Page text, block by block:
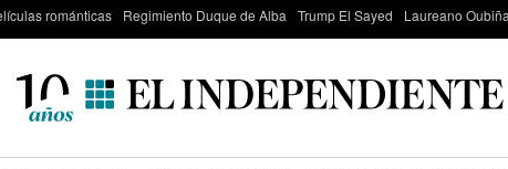
románticas Regimiento Duque de Alba Trump El Sayed Laureano